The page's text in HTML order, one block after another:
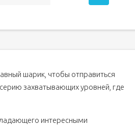
шарик, чтобы отправиться
захватывающих уровней, где
интересными